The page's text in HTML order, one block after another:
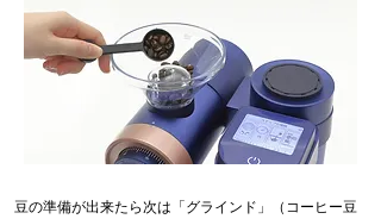
豆の準備が出来たら次は「グラインド」（コーヒー豆